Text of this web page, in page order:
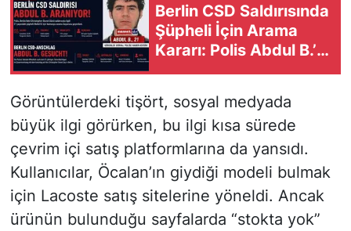
Berlin CSD Saldırısında
Şüpheli İçin Arama
Kararı: Polis Abdul B.’yi
Arıyor
Görüntülerdeki tişört, sosyal medyada
büyük ilgi görürken, bu ilgi kısa sürede
çevrim içi satış platformlarına da yansıdı.
Kullanıcılar, Öcalan’ın giydiği modeli bulmak
için Lacoste satış sitelerine yöneldi. Ancak
ürünün bulunduğu sayfalarda “stokta yok”